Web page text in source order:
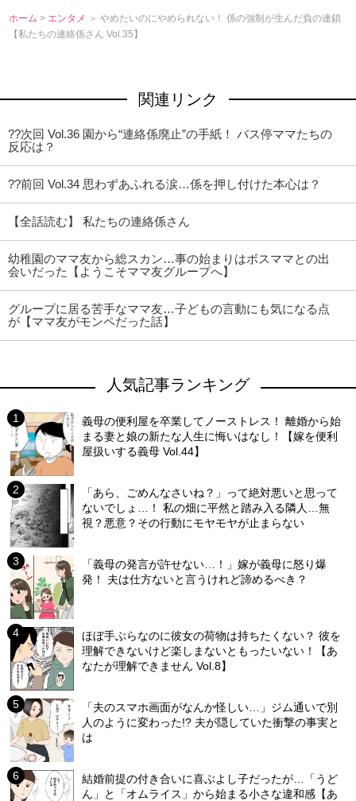
ホーム > エンタメ ＞ やめたいのにやめられない！ 係の強制が生んだ負の連鎖
【私たちの連絡係さん Vol.35】
関連リンク
??次回 Vol.36 園から“連絡係廃止”の手紙！ バス停ママたちの
反応は？
??前回 Vol.34 思わずあふれる涙…係を押し付けた本心は？
【全話読む】 私たちの連絡係さん
幼稚園のママ友から総スカン…事の始まりはボスママとの出
会いだった【ようこそママ友グループへ】
グループに居る苦手なママ友…子どもの言動にも気になる点
が【ママ友がモンペだった話】
人気記事ランキング
義母の便利屋を卒業してノーストレス！ 離婚から始
まる妻と娘の新たな人生に悔いはなし！【嫁を便利
屋扱いする義母 Vol.44】
「あら、ごめんなさいね？」って絶対悪いと思って
ないでしょ…！ 私の畑に平然と踏み入る隣人…無
視？悪意？その行動にモヤモヤが止まらない
「義母の発言が許せない…！」嫁が義母に怒り爆
発！ 夫は仕方ないと言うけれど諦めるべき？
ほぼ手ぶらなのに彼女の荷物は持ちたくない？ 彼を
理解できないけど楽しまないともったいない！【あ
なたが理解できません Vol.8】
「夫のスマホ画面がなんか怪しい…」ジム通いで別
人のように変わった!? 夫が隠していた衝撃の事実と
は
結婚前提の付き合いに喜ぶよし子だったが…「うど
ん」と「オムライス」から始まる小さな違和感【あ